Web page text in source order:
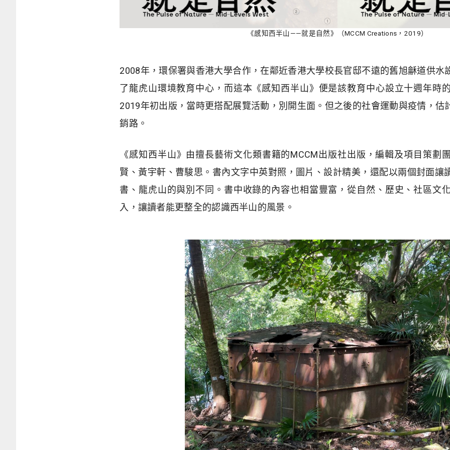
《感知西半山——就是自然》（MCCM Creations，2019）
2008年，環保署與香港大學合作，在鄰近香港大學校長官邸不遠的舊旭龢道供水
了龍虎山環境教育中心，而這本《感知西半山》便是該教育中心設立十週年時
2019年初出版，當時更搭配展覽活動，別開生面。但之後的社會運動與疫情，估
銷路。
《感知西半山》由擅長藝術文化類書籍的MCCM出版社出版，編輯及項目策劃
賢、黃宇軒、曹駿思。書內文字中英對照，圖片、設計精美，還配以兩個封面讓
書、龍虎山的與別不同。書中收錄的內容也相當豐富，從自然、歷史、社區文
入，讓讀者能更整全的認識西半山的風景。